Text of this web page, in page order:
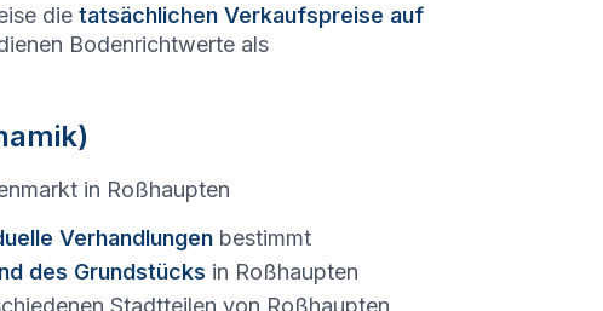
die tatsächlichen Verkaufspreise auf
Bodenrichtwerte als
in Roßhaupten
Verhandlungen bestimmt
des Grundstücks in Roßhaupten
Stadtteilen von Roßhaupten